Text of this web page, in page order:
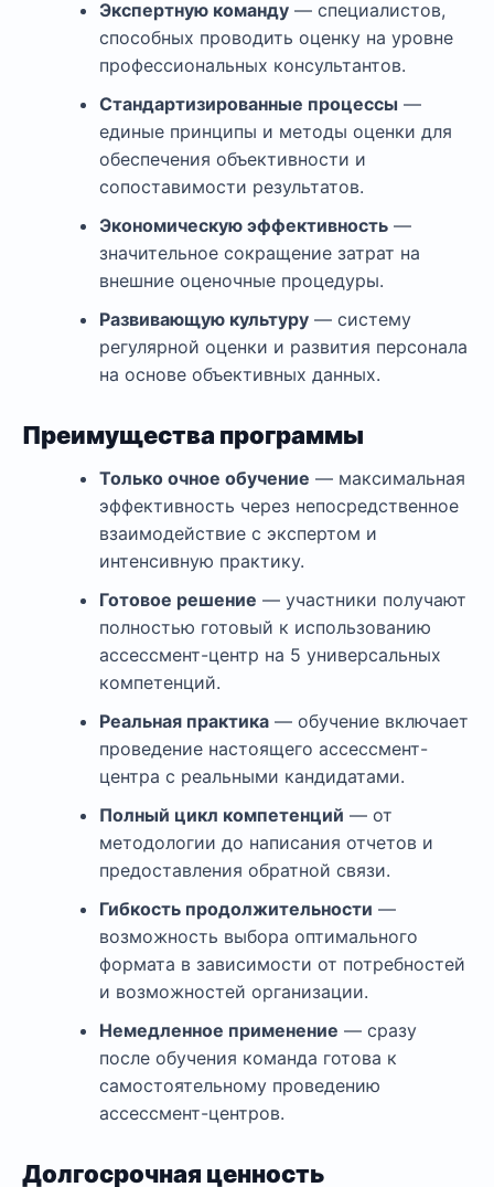
Экспертную команду — специалистов,
способных проводить оценку на уровне
профессиональных консультантов.
Стандартизированные процессы —
единые принципы и методы оценки для
обеспечения объективности и
сопоставимости результатов.
Экономическую эффективность —
значительное сокращение затрат на
внешние оценочные процедуры.
Развивающую культуру — систему
регулярной оценки и развития персонала
на основе объективных данных.
Преимущества программы
Только очное обучение — максимальная
эффективность через непосредственное
взаимодействие с экспертом и
интенсивную практику.
Готовое решение — участники получают
полностью готовый к использованию
ассессмент-центр на 5 универсальных
компетенций.
Реальная практика — обучение включает
проведение настоящего ассессмент-
центра с реальными кандидатами.
Полный цикл компетенций — от
методологии до написания отчетов и
предоставления обратной связи.
Гибкость продолжительности —
возможность выбора оптимального
формата в зависимости от потребностей
и возможностей организации.
Немедленное применение — сразу
после обучения команда готова к
самостоятельному проведению
ассессмент-центров.
Долгосрочная ценность